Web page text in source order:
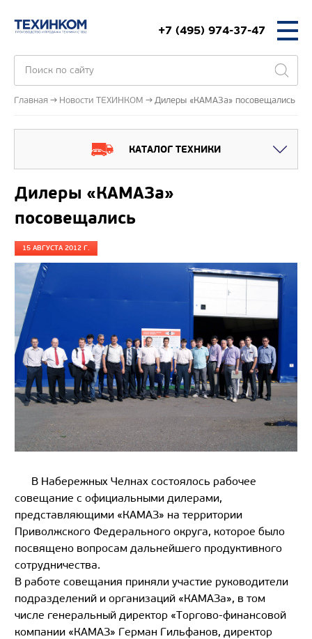
+7 (495) 974-37-47
Главная Новости ТЕХИНКОМ Дилеры «КАМАЗа» посовещались
КАТАЛОГ ТЕХНИКИ
Дилеры «КАМАЗа»
посовещались
15 АВГУСТА 2012 Г.
В Набережных Челнах состоялось рабочее
совещание с официальными дилерами,
представляющими «КАМАЗ» на территории
Приволжского Федерального округа, которое было
посвящено вопросам дальнейшего продуктивного
сотрудничества.
В работе совещания приняли участие руководители
подразделений и организаций «КАМАЗа», в том
числе генеральный директор «Торгово-финансовой
компании «КАМАЗ» Герман Гильфанов, директор